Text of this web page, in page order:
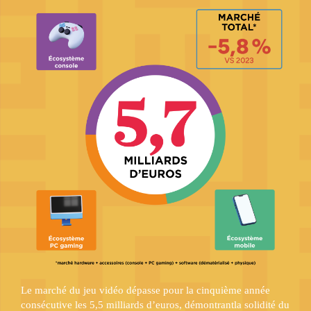
Le marché du jeu vidéo dépasse pour la cinquième année
consécutive les 5,5 milliards d’euros, démontrantla solidité du